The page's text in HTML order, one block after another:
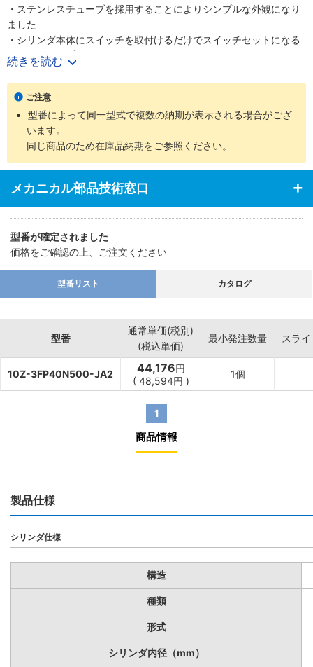
・ステンレスチューブを採用することによりシンプルな外観になり
ました
・シリンダ本体にスイッチを取付けるだけでスイッチセットになる
システムアップ形です
・スイッチの取付方法は、バンド式タイプの採用により、簡単に取
付けることができます
・最適な支持方法が選べるように、豊富な支持形式を用意いたしま
した
・スタンダードの内径Φ12～Φ32のピストンロッドにはステンレス
（硬質クロームめっき付）を採用
続きを読む
ご注意
型番によって同一型式で複数の納期が表示される場合がござ
います。
同じ商品のため在庫品納期をご参照ください。
メカニカル部品技術窓口
型番が確定されました
価格をご確認の上、ご注文ください
型番リスト カタログ
型番
通常単価(税別)
(税込単価)
最小発注数量 スラ
10Z-3FP40N500-JA2 44,176円
( 48,594円 )
1個
1
商品情報
製品仕様
シリンダ仕様
構造
種類
形式
シリンダ内径（mm）